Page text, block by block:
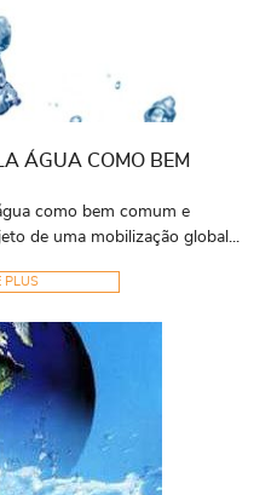
ÁGUA COMO BEM
como bem comum e
de uma mobilização global...
PLUS